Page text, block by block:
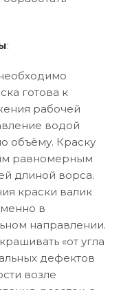
:
готова к
рабочей
водой
объёму. Краску
равномерным
длиной ворса.
краски валик
в
направлении.
«от угла
дефектов
возле